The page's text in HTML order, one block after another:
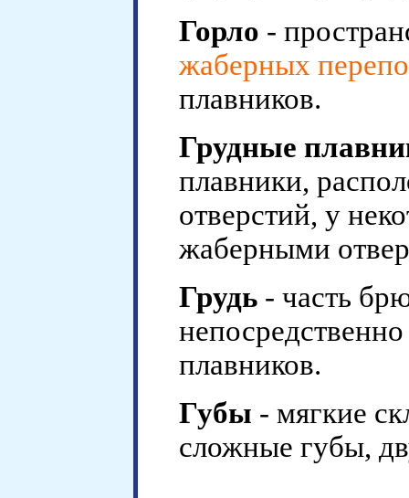
Горло -
жаберных
плавников.
Грудные
плавники,
отверстий, у
жаберными
Грудь - часть
плавников.
Губы - мягкие
сложные губы,